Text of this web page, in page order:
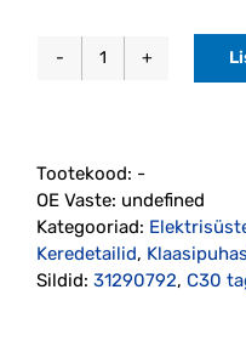
Tagaklaasi
(31290792)
kogus
Tootekood: -
OE Vaste: undefined
Kategooriad:
Keredetailid,
Sildid: 31290792, C30